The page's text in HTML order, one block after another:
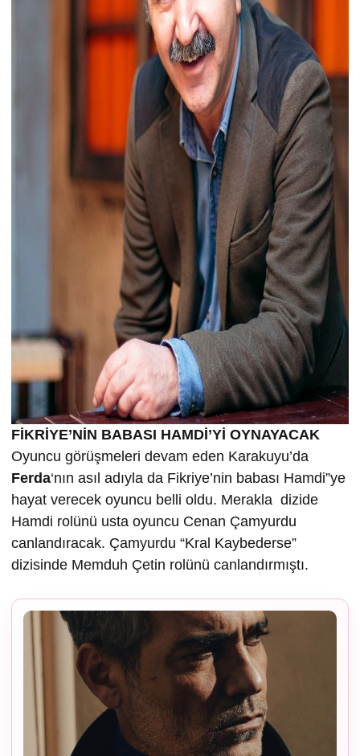
FİKRİYE’NİN BABASI HAMDİ’Yİ OYNAYACAK
Oyuncu görüşmeleri devam eden Karakuyu’da
Ferda‘nın asıl adıyla da Fikriye’nin babası Hamdi”ye
hayat verecek oyuncu belli oldu. Merakla dizide
Hamdi rolünü usta oyuncu Cenan Çamyurdu
canlandıracak. Çamyurdu “Kral Kaybederse”
dizisinde Memduh Çetin rolünü canlandırmıştı.